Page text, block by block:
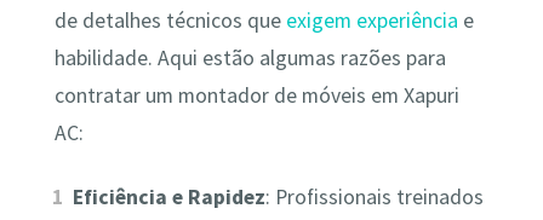
de detalhes técnicos que exigem experiência e
habilidade. Aqui estão algumas razões para
contratar um montador de móveis em Xapuri
AC:
Eficiência e Rapidez: Profissionais treinados